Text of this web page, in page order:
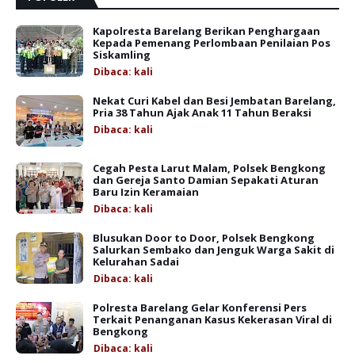
Kapolresta Barelang Berikan Penghargaan
Kepada Pemenang Perlombaan Penilaian Pos
Siskamling
Dibaca: kali
Nekat Curi Kabel dan Besi Jembatan Barelang,
Pria 38 Tahun Ajak Anak 11 Tahun Beraksi
Dibaca: kali
Cegah Pesta Larut Malam, Polsek Bengkong
dan Gereja Santo Damian Sepakati Aturan
Baru Izin Keramaian
Dibaca: kali
Blusukan Door to Door, Polsek Bengkong
Salurkan Sembako dan Jenguk Warga Sakit di
Kelurahan Sadai
Dibaca: kali
Polresta Barelang Gelar Konferensi Pers
Terkait Penanganan Kasus Kekerasan Viral di
Bengkong
Dibaca: kali